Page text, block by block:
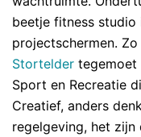
beetje fitness studio
projectschermen.
Stortelder tegemoet
Sport en Recreatie
Creatief, anders
regelgeving, het